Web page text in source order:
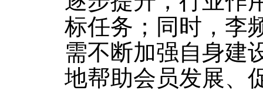
标任务；同时，李
需不断加强自身建
地帮助会员发展、